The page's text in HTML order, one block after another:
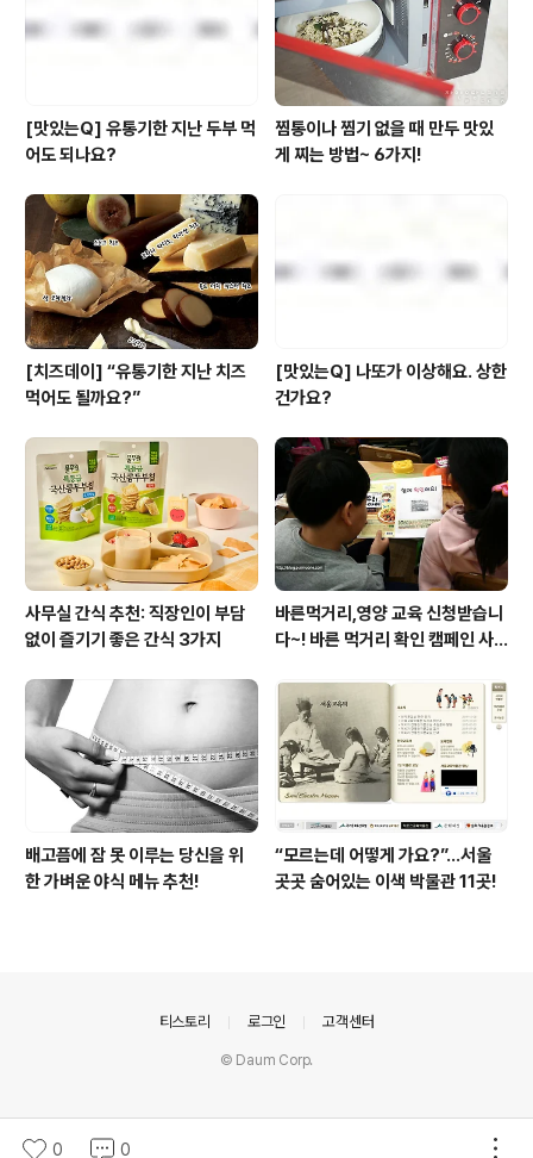
울 수 있다는 사실!!..
[맛있는Q] 유통기한 지난 두부 먹
어도 되나요?
찜통이나 찜기 없을 때 만두 맛있
게 찌는 방법~ 6가지!
[치즈데이] “유통기한 지난 치즈
먹어도 될까요?”
[맛있는Q] 나또가 이상해요. 상한
건가요?
사무실 간식 추천: 직장인이 부담
없이 즐기기 좋은 간식 3가지
바른먹거리,영양 교육 신청받습니
다~! 바른 먹거리 확인 캠페인 사
배고픔에 잠 못 이루는 당신을 위
한 가벼운 야식 메뉴 추천!
“모르는데 어떻게 가요?”...서울
곳곳 숨어있는 이색 박물관 11곳!
0 0
티스토리 로그인 고객센터
© Daum Corp.